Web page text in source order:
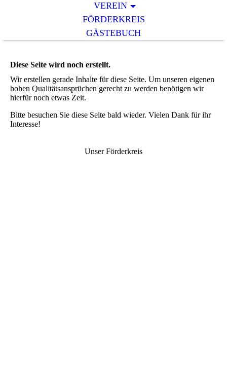
VEREIN
FÖRDERKREIS
GÄSTEBUCH
Diese Seite wird noch erstellt.
Wir erstellen gerade Inhalte für diese Seite. Um unseren eigenen
hohen Qualitätsansprüchen gerecht zu werden benötigen wir
hierfür noch etwas Zeit.
Bitte besuchen Sie diese Seite bald wieder. Vielen Dank für ihr
Interesse!
Unser Förderkreis